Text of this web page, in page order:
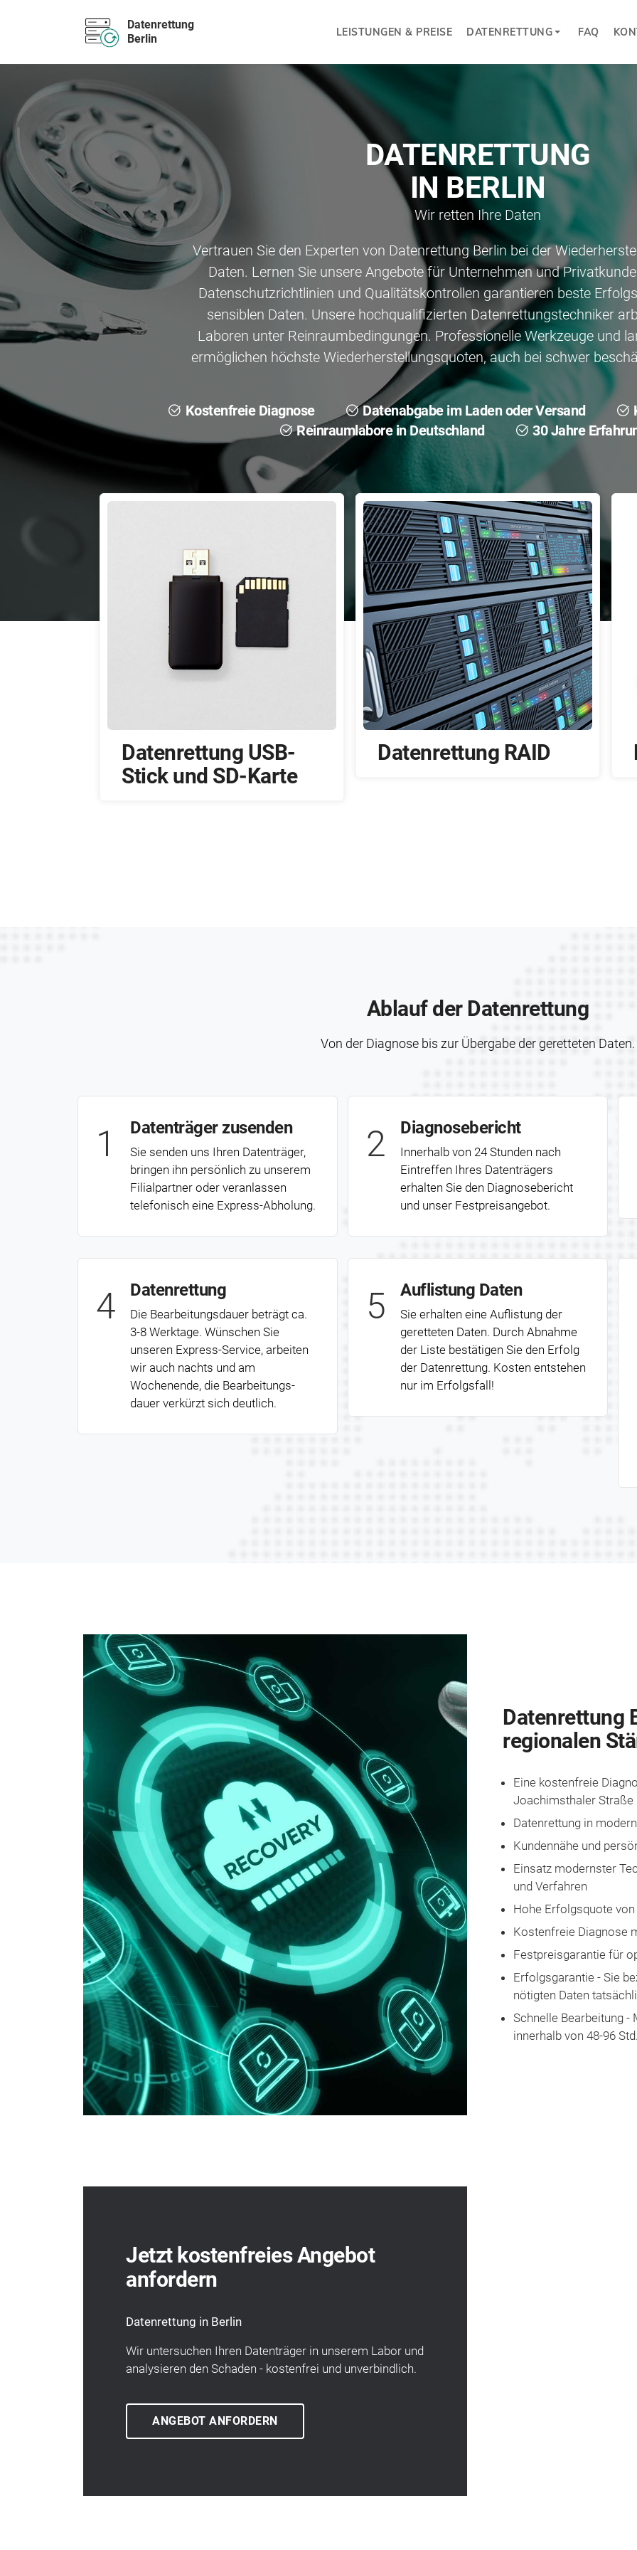
Daten­rettung
Berlin
LEISTUNGEN & PREISE DATENRETTUNG FAQ
DATENRETTUNG
IN BERLIN
Wir retten Ihre Daten
Vertrauen Sie den Experten von Datenrettung Berlin bei der
Daten. Lernen Sie unsere Angebote für Unternehmen und
Datenschutzrichtlinien und Qualitätskontrollen garantieren beste
sensiblen Daten. Unsere hochqualifizierten Datenrettungstechniker
Laboren unter Reinraumbedingungen. Professionelle Werkzeuge und
ermöglichen höchste Wiederherstellungsquoten, auch bei schwer
Kostenfreie Diagnose Datenabgabe im Laden oder Versand
Reinraumlabore in Deutschland
30 Jahre
Datenrettung RAID Datenrettung SSD
Ablauf der Daten­rettung
Von der Diagnose bis zur Übergabe der geretteten Daten.
1 Datent­räger zusenden
Sie senden uns Ihren Datenträger,
bringen ihn persönlich zu unserem
Filialpartner oder veranlassen
telefonisch eine Express-Abholung.
2 Diagnose­bericht
Innerhalb von 24 Stunden nach
Eintreffen Ihres Datenträgers
erhalten Sie den Diagnose­bericht
und unser Fest­preis­angebot.
4 Daten­rettung
Die Bearbeitungs­dauer beträgt ca.
3-8 Werktage. Wünschen Sie
unseren Express-Service, arbeiten
wir auch nachts und am
Wochenende, die Bearbeitungs­
dauer verkürzt sich deutlich.
5 Auflistung Daten
Sie erhalten eine Auflistung der
geretteten Daten. Durch Abnahme
der Liste bestätigen Sie den Erfolg
der Datenrettung. Kosten entstehen
nur im Erfolgsfall!
Datenrettung
re­gi­o­nal­en
Ei­ne kos­ten­frei­e
Joachimsthaler Straße
Da­ten­ret­tung in
Kun­den­nä­he und
Ein­satz mo­dern­ster
und Ver­fah­ren
Ho­he Er­folgs­quo­te von
Kos­ten­freie Di­a­gno­se
Fest­preis­ga­ran­tie für
Er­folgs­ga­ran­tie - Sie
nö­ti­gten Da­ten
Schnel­le Be­ar­bei­tung -
in­ner­halb von 48-96
Jetzt kostenfreies Angebot
anfordern
Datenrettung in Berlin
Wir unter­suchen Ihren Daten­träger in unserem Labor und
analysieren den Schaden - kosten­frei und un­verbindlich.
ANGEBOT ANFORDERN